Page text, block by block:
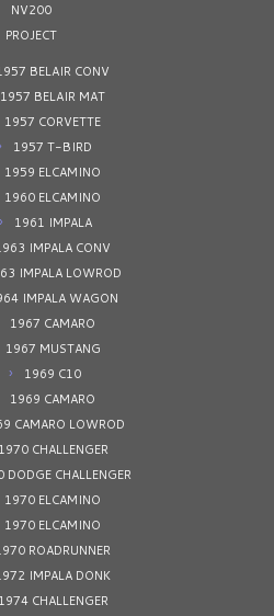
NV200
PROJECT
BELAIR CONV
1957 BELAIR MAT
1957 CORVETTE
1957 T-BIRD
1959 ELCAMINO
1960 ELCAMINO
1961 IMPALA
IMPALA CONV
IMPALA LOWROD
IMPALA WAGON
1967 CAMARO
1967 MUSTANG
1969 C10
1969 CAMARO
CAMARO LOWROD
1970 CHALLENGER
DODGE CHALLENGER
1970 ELCAMINO
1970 ELCAMINO
ROADRUNNER
IMPALA DONK
1974 CHALLENGER